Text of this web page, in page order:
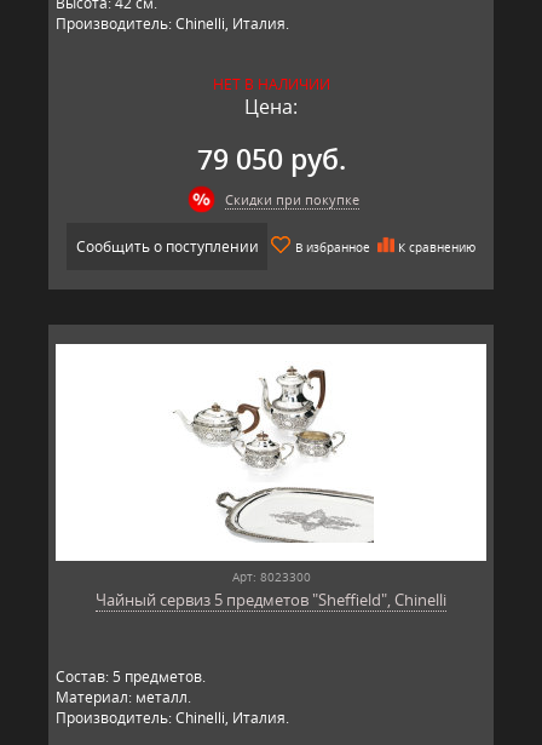
Производитель: Chinelli, Италия.
НЕТ В НАЛИЧИИ
Цена:
79 050 руб.
Скидки при покупке
Сообщить о поступлении В избранное К сравнению
Арт: 8023300
Чайный сервиз 5 предметов "Sheffield", Chinelli
Состав: 5 предметов.
Материал: металл.
Производитель: Chinelli, Италия.